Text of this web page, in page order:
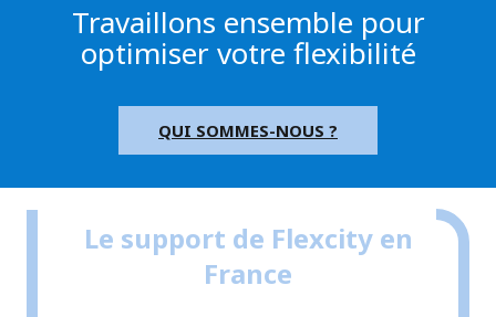
Travaillons ensemble pour
optimiser votre flexibilité
QUI SOMMES-NOUS ?
Le support de Flexcity en
France